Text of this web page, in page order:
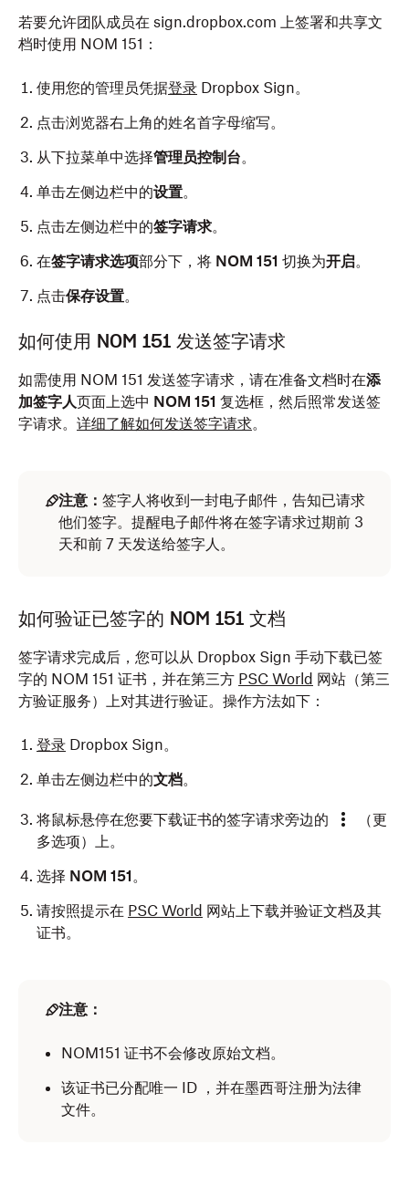
若要允许团队成员在 sign.dropbox.com 上签署和共享文
档时使用 NOM 151：
使用您的管理员凭据登录 Dropbox Sign。
点击浏览器右上角的姓名首字母缩写。
从下拉菜单中选择管理员控制台。
单击左侧边栏中的设置。
点击左侧边栏中的签字请求。
在签字请求选项部分下，将 NOM 151 切换为开启。
点击保存设置。
如何使用 NOM 151 发送签字请求
如需使用 NOM 151 发送签字请求，请在准备文档时在添
加签字人页面上选中 NOM 151 复选框，然后照常发送签
字请求。 详细了解如何发送签字请求。
注意： 签字人将收到一封电子邮件，告知已请求
他们签字。提醒电子邮件将在签字请求过期前 3
天和前 7 天发送给签字人。
如何验证已签字的 NOM 151 文档
签字请求完成后，您可以从 Dropbox Sign 手动下载已签
字的 NOM 151 证书，并在第三方 PSC World 网站（第三
方验证服务）上对其进行验证。操作方法如下：
登录 Dropbox Sign。
单击左侧边栏中的文档。
将鼠标悬停在您要下载证书的签字请求旁边的
（更
多选项）上。
选择 NOM 151。
请按照提示在 PSC World 网站上下载并验证文档及其
证书。
注意：
NOM151 证书不会修改原始文档。
该证书已分配唯一 ID ，并在墨西哥注册为法律
文件。